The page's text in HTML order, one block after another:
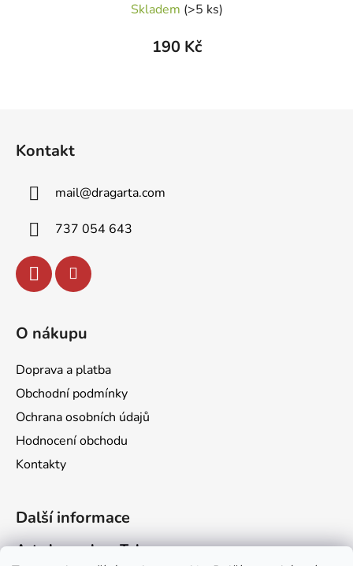
Skladem (>5 ks)
190 Kč
Kontakt
mail@dragarta.com
737 054 643
O nákupu
Doprava a platba
Obchodní podmínky
Ochrana osobních údajů
Hodnocení obchodu
Kontakty
Další informace
Art channel na Telegramu